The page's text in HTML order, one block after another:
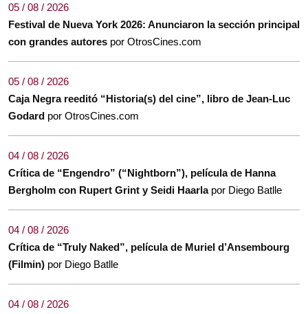
05 / 08 / 2026
Festival de Nueva York 2026: Anunciaron la sección principal
con grandes autores por OtrosCines.com
05 / 08 / 2026
Caja Negra reeditó “Historia(s) del cine”, libro de Jean-Luc
Godard por OtrosCines.com
04 / 08 / 2026
Crítica de “Engendro” (“Nightborn”), película de Hanna
Bergholm con Rupert Grint y Seidi Haarla por Diego Batlle
04 / 08 / 2026
Crítica de “Truly Naked”, película de Muriel d’Ansembourg
(Filmin) por Diego Batlle
04 / 08 / 2026